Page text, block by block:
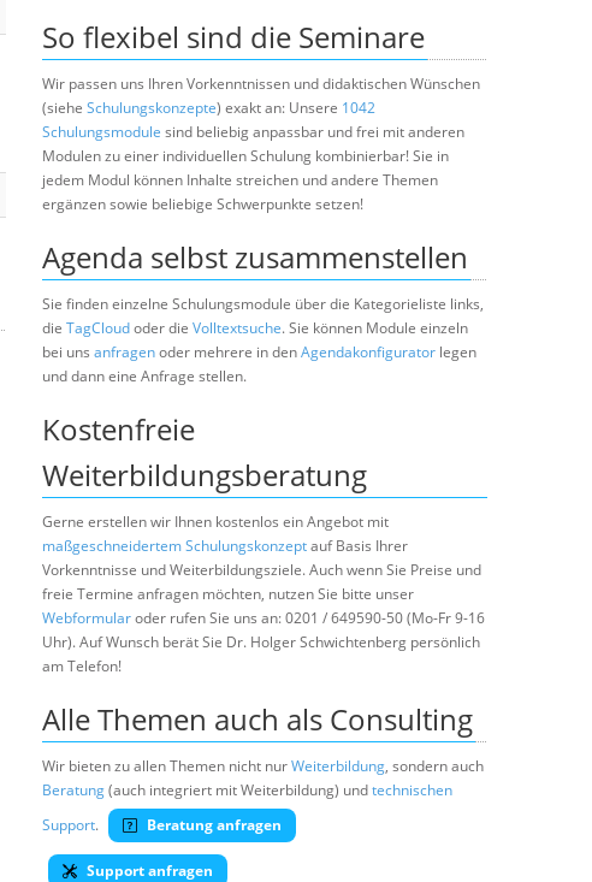
So flexibel sind die Seminare
Wir passen uns Ihren Vorkenntnissen und didaktischen Wünschen
(siehe Schulungskonzepte) exakt an: Unsere 1042
Schulungsmodule sind beliebig anpassbar und frei mit anderen
Modulen zu einer individuellen Schulung kombinierbar! Sie in
jedem Modul können Inhalte streichen und andere Themen
ergänzen sowie beliebige Schwerpunkte setzen!
Agenda selbst zusammenstellen
Sie finden einzelne Schulungsmodule über die Kategorieliste links,
die TagCloudoder die Volltextsuche. Sie können Module einzeln
bei uns anfragenoder mehrere in denAgendakonfigurator legen
und dann eine Anfrage stellen.
Kostenfreie
Weiterbildungsberatung
Gerne erstellen wir Ihnen kostenlos ein Angebot mit
maßgeschneidertem Schulungskonzeptauf Basis Ihrer
Vorkenntnisse und Weiterbildungsziele. Auch wenn Sie Preise und
freie Termine anfragen möchten, nutzen Sie bitte unser
Webformularoder rufen Sie uns an: 0201 / 649590-50 (Mo-Fr 9-16
Uhr). Auf Wunsch berät Sie Dr. Holger Schwichtenberg persönlich
am Telefon!
Alle Themen auch als Consulting
Wir bieten zu allen Themen nicht nurWeiterbildung, sondern auch
Beratung(auch integriert mit Weiterbildung) undtechnischen
Support. Beratung anfragen
Support anfragen